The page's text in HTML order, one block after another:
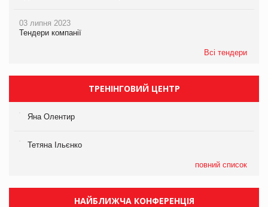
03 липня 2023
Тендери компанії
Всі тендери
ТРЕНІНГОВИЙ ЦЕНТР
Яна Олентир
Тетяна Ільєнко
повний список
НАЙБЛИЖЧА КОНФЕРЕНЦІЯ